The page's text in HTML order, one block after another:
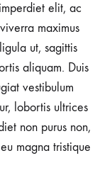
elit, ac
maximus
ut, sagittis
aliquam. Duis
vestibulum
lobortis ultrices
non purus non,
magna tristique